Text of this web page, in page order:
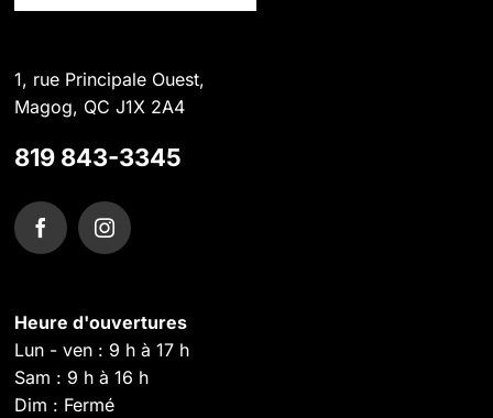
1, rue Principale Ouest,
Magog, QC J1X 2A4
819 843-3345
Heure d'ouvertures
Lun - ven : 9 h à 17 h
Sam : 9 h à 16 h
Dim : Fermé